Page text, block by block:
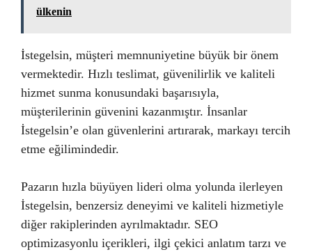
ülkenin
İstegelsin, müşteri memnuniyetine büyük bir önem
vermektedir. Hızlı teslimat, güvenilirlik ve kaliteli
hizmet sunma konusundaki başarısıyla,
müşterilerinin güvenini kazanmıştır. İnsanlar
İstegelsin’e olan güvenlerini artırarak, markayı tercih
etme eğilimindedir.
Pazarın hızla büyüyen lideri olma yolunda ilerleyen
İstegelsin, benzersiz deneyimi ve kaliteli hizmetiyle
diğer rakiplerinden ayrılmaktadır. SEO
optimizasyonlu içerikleri, ilgi çekici anlatım tarzı ve